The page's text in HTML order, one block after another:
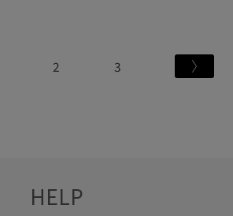
2 3
HELP